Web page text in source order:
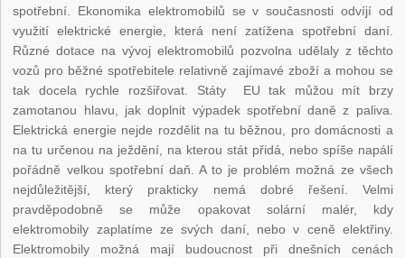
spotřební. Ekonomika elektromobilů se v současnosti odvíjí od
využití elektrické energie, která není zatížena spotřební daní.
Různé dotace na vývoj elektromobilů pozvolna udělaly z těchto
vozů pro běžné spotřebitele relativně zajímavé zboží a mohou se
tak docela rychle rozšiřovat. Státy EU tak můžou mít brzy
zamotanou hlavu, jak doplnit výpadek spotřební daně z paliva.
Elektrická energie nejde rozdělit na tu běžnou, pro domácnosti a
na tu určenou na ježdění, na kterou stát přidá, nebo spíše napálí
pořádně velkou spotřební daň. A to je problém možná ze všech
nejdůležitější, který prakticky nemá dobré řešení. Velmi
pravděpodobně se může opakovat solární malér, kdy
elektromobily zaplatíme ze svých daní, nebo v ceně elektřiny.
Elektromobily možná mají budoucnost při dnešních cenách